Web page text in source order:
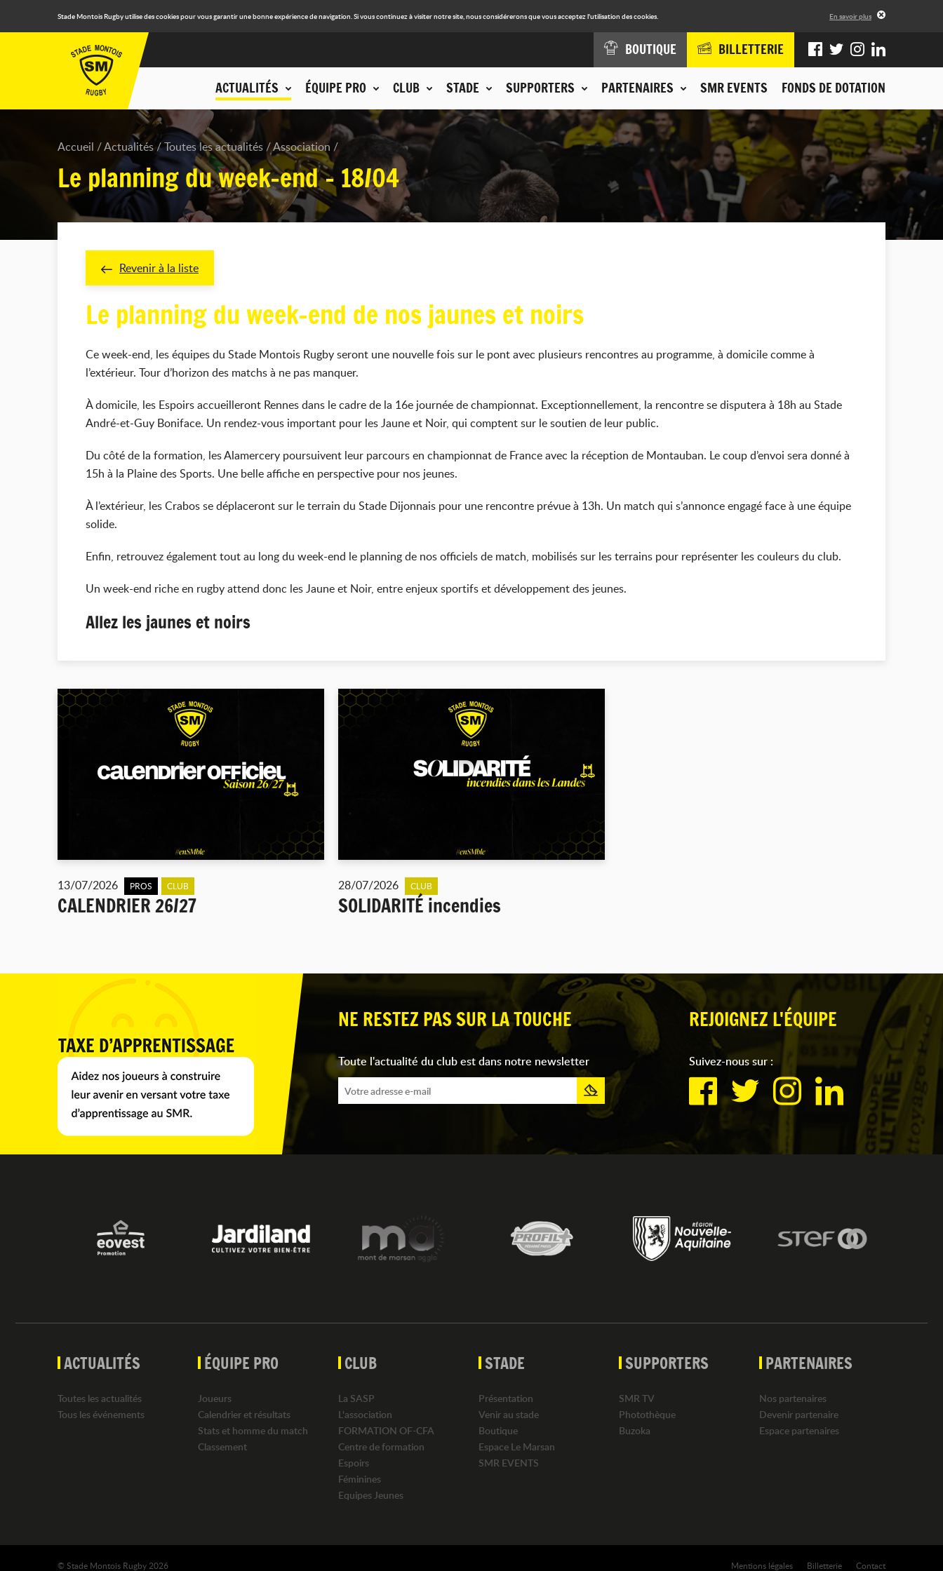
Stade Montois Rugby utilise des cookies pour vous garantir une bonne expérience de navigation. Si vous continuez à visiter notre site, nous considérerons que vous acceptez l'utilisation des cookies. En savoir plus
ACTUALITÉS ÉQUIPE PRO CLUB STADE SUPPORTERS PARTENAIRES SMR EVENTS FONDS DE DOTATION
BOUTIQUE BILLETTERIE
Accueil Actualités Toutes les actualités Association
Le planning du week-end - 18/04
Revenir à la liste
Le planning du week-end de nos jaunes et noirs
Ce week-end, les équipes du Stade Montois Rugby seront une nouvelle fois sur le pont avec plusieurs rencontres au programme, à domicile comme à
l’extérieur. Tour d’horizon des matchs à ne pas manquer.
À domicile, les Espoirs accueilleront Rennes dans le cadre de la 16e journée de championnat. Exceptionnellement, la rencontre se disputera à 18h au Stade
André-et-Guy Boniface. Un rendez-vous important pour les Jaune et Noir, qui comptent sur le soutien de leur public.
Du côté de la formation, les Alamercery poursuivent leur parcours en championnat de France avec la réception de Montauban. Le coup d’envoi sera donné à
15h à la Plaine des Sports. Une belle affiche en perspective pour nos jeunes.
À l’extérieur, les Crabos se déplaceront sur le terrain du Stade Dijonnais pour une rencontre prévue à 13h. Un match qui s’annonce engagé face à une équipe
solide.
Enfin, retrouvez également tout au long du week-end le planning de nos officiels de match, mobilisés sur les terrains pour représenter les couleurs du club.
Un week-end riche en rugby attend donc les Jaune et Noir, entre enjeux sportifs et développement des jeunes.
Allez les jaunes et noirs
13/07/2026 PROS CLUB
CALENDRIER 26/27
28/07/2026 CLUB
SOLIDARITÉ incendies
NE RESTEZ PAS SUR LA TOUCHE
Toute l'actualité du club est dans notre newsletter
REJOIGNEZ L'ÉQUIPE
Suivez-nous sur :
ACTUALITÉS
Toutes les actualités
Tous les événements
ÉQUIPE PRO
Joueurs
Calendrier et résultats
Stats et homme du match
Classement
CLUB
La SASP
L'association
FORMATION OF-CFA
Centre de formation
Espoirs
Féminines
Equipes Jeunes
STADE
Présentation
Venir au stade
Boutique
Espace Le Marsan
SMR EVENTS
SUPPORTERS
SMR TV
Photothèque
Buzoka
PARTENAIRES
Nos partenaires
Devenir partenaire
Espace partenaires
Contact
Billetterie
Mentions légales
© Stade Montois Rugby 2026